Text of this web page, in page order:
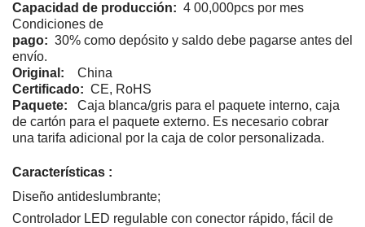
Capacidad de producción: 4 00,000pcs por mes
Condiciones de
pago: 30% como depósito y saldo debe pagarse antes del
envío.
Original:
China
Certificado: CE, RoHS
Paquete:
Caja blanca/gris para el paquete interno, caja
de cartón para el paquete externo. Es necesario cobrar
una tarifa adicional por la caja de color personalizada.
Características :
Diseño antideslumbrante;
Controlador LED regulable con conector rápido, fácil de